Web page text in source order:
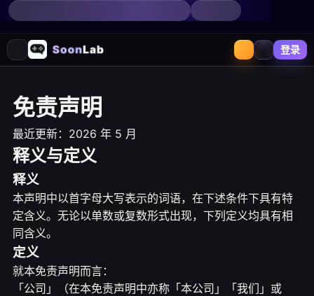
登录
免责声明
最近更新：2026 年 5 月
释义与定义
释义
本声明中以首字母大写表示的词语，在下述条件下具有特
定含义。无论以单数或复数形式出现，下列定义均具有相
同含义。
定义
就本免责声明而言：
「公司」（在本免责声明中亦称「本公司」「我们」或